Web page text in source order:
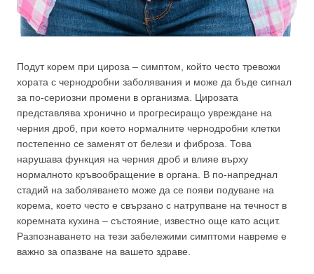
Подут корем при цироза – симптом, който често тревожи
хората с чернодробни заболявания и може да бъде сигнал
за по-сериозни промени в организма. Цирозата
представлява хронично и прогресиращо увреждане на
черния дроб, при което нормалните чернодробни клетки
постепенно се заменят от белези и фиброза. Това
нарушава функция на черния дроб и влияе върху
нормалното кръвообращение в органа. В по-напреднал
стадий на заболяването може да се появи подуване на
корема, което често е свързано с натрупване на течност в
коремната кухина – състояние, известно още като асцит.
Разпознаването на тези забележими симптоми навреме е
важно за опазване на вашето здраве.